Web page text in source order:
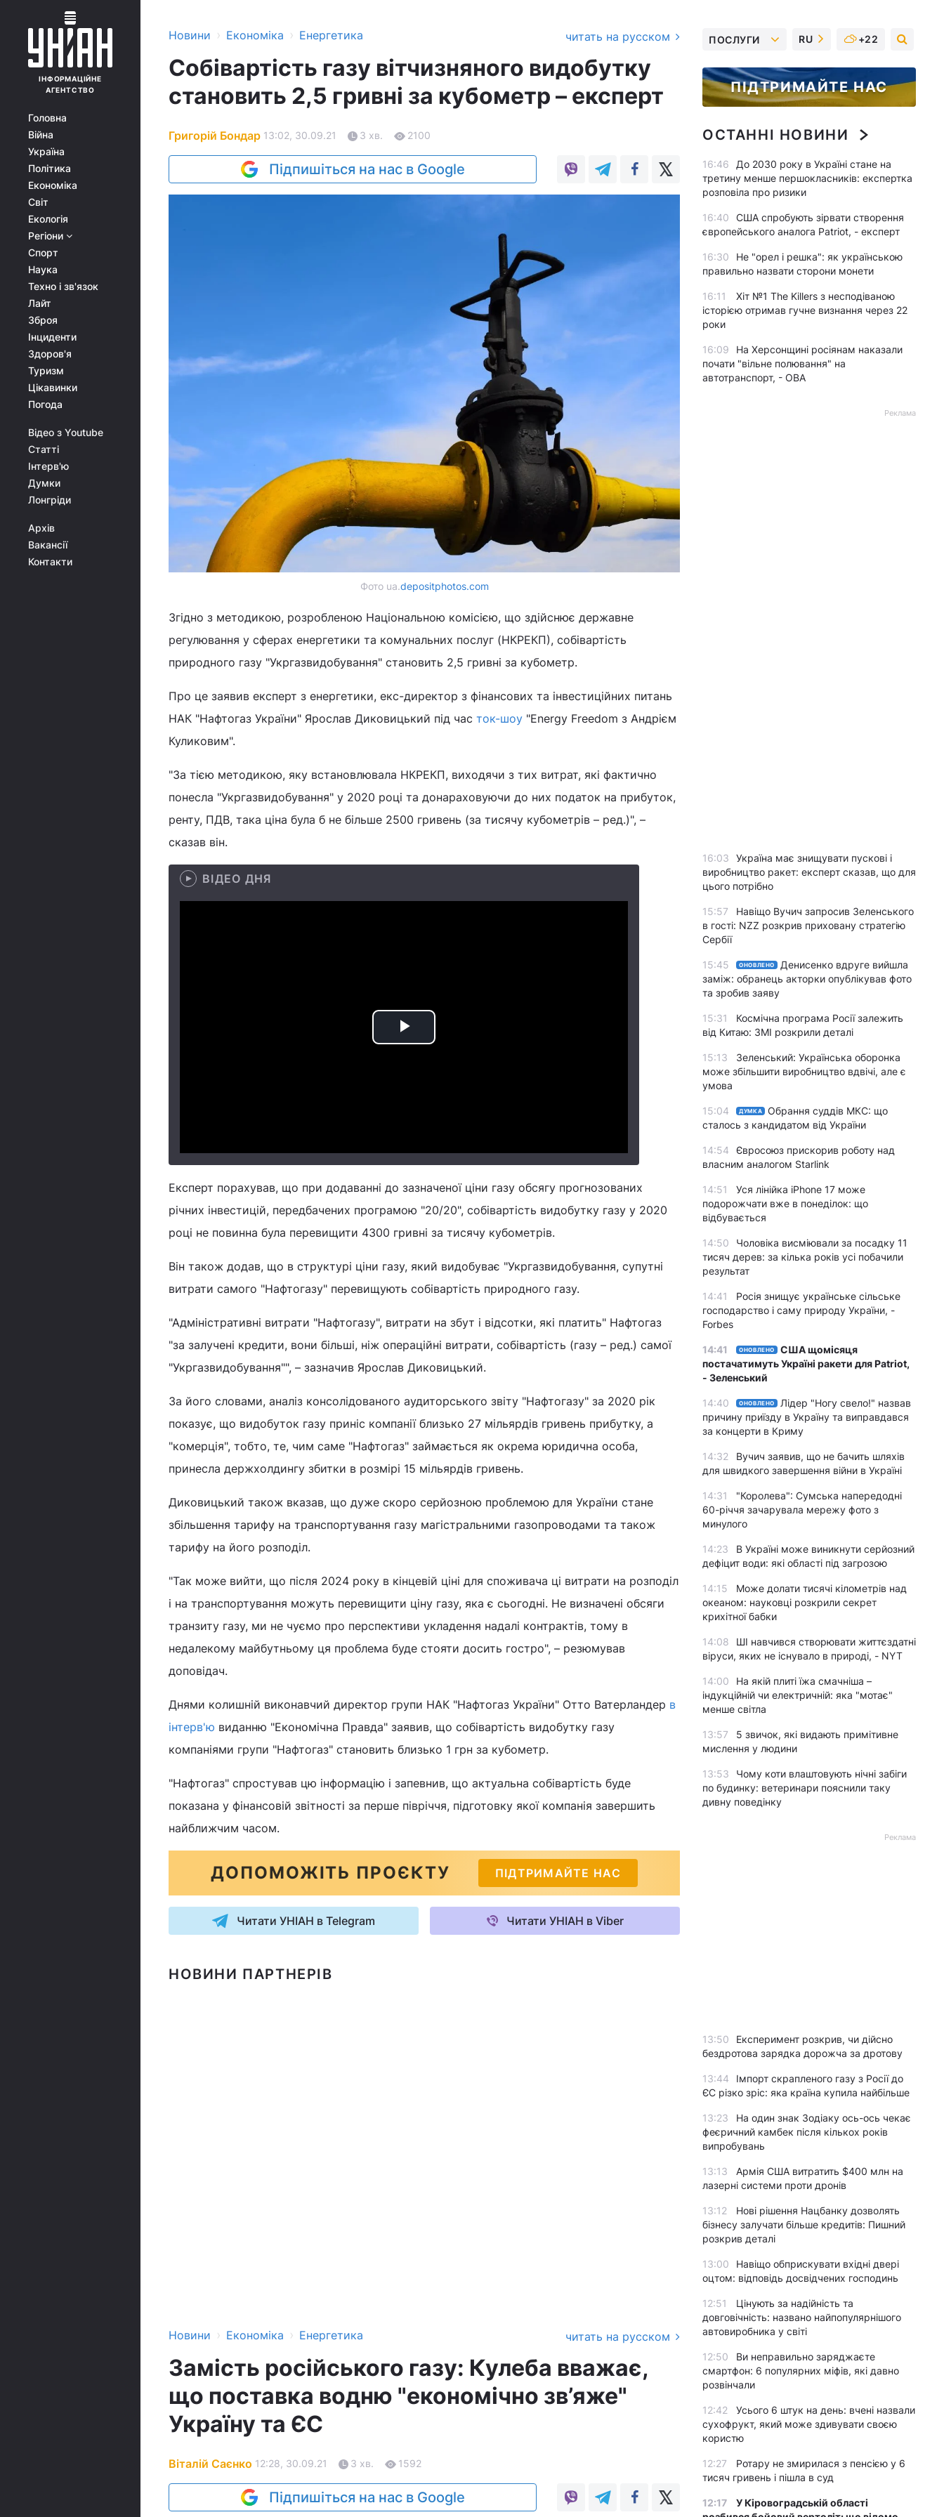
ІНФОРМАЦІЙНЕ
АГЕНТСТВО
Головна
Війна
Україна
Політика
Економіка
Світ
Екологія
Регіони
Спорт
Наука
Техно і зв'язок
Лайт
Зброя
Інциденти
Здоров'я
Туризм
Цікавинки
Погода
Відео з Youtube
Статті
Інтерв'ю
Думки
Лонгріди
Архів
Вакансії
Контакти
Новини › Економіка › Енергетика читать на русском
Собівартість газу вітчизняного видобутку
становить 2,5 гривні за кубометр – експерт
Григорій Бондар 13:02, 30.09.21 3 хв. 2100
Підпишіться на нас в Google
Фото ua.depositphotos.com
Згідно з методикою, розробленою Національною комісією, що здійснює державне
регулювання у сферах енергетики та комунальних послуг (НКРЕКП), собівартість
природного газу "Укргазвидобування" становить 2,5 гривні за кубометр.
Про це заявив експерт з енергетики, екс-директор з фінансових та інвестиційних питань
НАК "Нафтогаз України" Ярослав Диковицький під час ток-шоу "Energy Freedom з Андрієм
Куликовим".
"За тією методикою, яку встановлювала НКРЕКП, виходячи з тих витрат, які фактично
понесла "Укргазвидобування" у 2020 році та донараховуючи до них податок на прибуток,
ренту, ПДВ, така ціна була б не більше 2500 гривень (за тисячу кубометрів – ред.)", –
сказав він.
ВІДЕО ДНЯ
Play
Експерт порахував, що при додаванні до зазначеної ціни газу обсягу прогнозованих
річних інвестицій, передбачених програмою "20/20", собівартість видобутку газу у 2020
році не повинна була перевищити 4300 гривні за тисячу кубометрів.
Він також додав, що в структурі ціни газу, який видобуває "Укргазвидобування, супутні
витрати самого "Нафтогазу" перевищують собівартість природного газу.
"Адміністративні витрати "Нафтогазу", витрати на збут і відсотки, які платить" Нафтогаз
"за залучені кредити, вони більші, ніж операційні витрати, собівартість (газу – ред.) самої
"Укргазвидобування"", – зазначив Ярослав Диковицький.
За його словами, аналіз консолідованого аудиторського звіту "Нафтогазу" за 2020 рік
показує, що видобуток газу приніс компанії близько 27 мільярдів гривень прибутку, а
"комерція", тобто, те, чим саме "Нафтогаз" займається як окрема юридична особа,
принесла держхолдингу збитки в розмірі 15 мільярдів гривень.
Диковицький також вказав, що дуже скоро серйозною проблемою для України стане
збільшення тарифу на транспортування газу магістральними газопроводами та також
тарифу на його розподіл.
"Так може вийти, що після 2024 року в кінцевій ціні для споживача ці витрати на розподіл
і на транспортування можуть перевищити ціну газу, яка є сьогодні. Не визначені обсяги
транзиту газу, ми не чуємо про перспективи укладення надалі контрактів, тому в
недалекому майбутньому ця проблема буде стояти досить гостро", – резюмував
доповідач.
Днями колишній виконавчий директор групи НАК "Нафтогаз України" Отто Ватерландер в
інтерв'ю виданню "Економічна Правда" заявив, що собівартість видобутку газу
компаніями групи "Нафтогаз" становить близько 1 грн за кубометр.
"Нафтогаз" спростував цю інформацію і запевнив, що актуальна собівартість буде
показана у фінансовій звітності за перше півріччя, підготовку якої компанія завершить
найближчим часом.
ДОПОМОЖІТЬ ПРОЄКТУ ПІДТРИМАЙТЕ НАС
Читати УНІАН в Telegram Читати УНІАН в Viber
НОВИНИ ПАРТНЕРІВ
Новини › Економіка › Енергетика читать на русском
Замість російського газу: Кулеба вважає,
що поставка водню "економічно зв’яже"
Україну та ЄС
Віталій Саєнко 12:28, 30.09.21 3 хв. 1592
Підпишіться на нас в Google
ПОСЛУГИ RU +22
ПІДТРИМАЙТЕ НАС
ОСТАННІ НОВИНИ
16:46
До 2030 року в Україні стане на
третину менше першокласників: експертка
розповіла про ризики
16:40
США спробують зірвати створення
європейського аналога Patriot, - експерт
16:30
Не "орел і решка": як українською
правильно назвати сторони монети
16:11
Хіт №1 The Killers з несподіваною
історією отримав гучне визнання через 22
роки
16:09
На Херсонщині росіянам наказали
почати "вільне полювання" на
автотранспорт, - ОВА
Реклама
16:03
Україна має знищувати пускові і
виробництво ракет: експерт сказав, що для
цього потрібно
15:57
Навіщо Вучич запросив Зеленського
в гості: NZZ розкрив приховану стратегію
Сербії
15:45 ОНОВЛЕНО
Денисенко вдруге вийшла
заміж: обранець акторки опублікував фото
та зробив заяву
15:31
Космічна програма Росії залежить
від Китаю: ЗМІ розкрили деталі
15:13
Зеленський: Українська оборонка
може збільшити виробництво вдвічі, але є
умова
15:04 ДУМКА
Обрання суддів МКС: що
сталось з кандидатом від України
14:54
Євросоюз прискорив роботу над
власним аналогом Starlink
14:51
Уся лінійка iPhone 17 може
подорожчати вже в понеділок: що
відбувається
14:50
Чоловіка висміювали за посадку 11
тисяч дерев: за кілька років усі побачили
результат
14:41
Росія знищує українське сільське
господарство і саму природу України, -
Forbes
14:41 ОНОВЛЕНО
США щомісяця
постачатимуть Україні ракети для Patriot,
- Зеленський
14:40 ОНОВЛЕНО
Лідер "Ногу свело!" назвав
причину приїзду в Україну та виправдався
за концерти в Криму
14:32
Вучич заявив, що не бачить шляхів
для швидкого завершення війни в Україні
14:31
"Королева": Сумська напередодні
60-річчя зачарувала мережу фото з
минулого
14:23
В Україні може виникнути серйозний
дефіцит води: які області під загрозою
14:15
Може долати тисячі кілометрів над
океаном: науковці розкрили секрет
крихітної бабки
14:08
ШІ навчився створювати життєздатні
віруси, яких не існувало в природі, - NYT
14:00
На якій плиті їжа смачніша –
індукційній чи електричній: яка "мотає"
менше світла
13:57
5 звичок, які видають примітивне
мислення у людини
13:53
Чому коти влаштовують нічні забіги
по будинку: ветеринари пояснили таку
дивну поведінку
Реклама
13:50
Експеримент розкрив, чи дійсно
бездротова зарядка дорожча за дротову
13:44
Імпорт скрапленого газу з Росії до
ЄС різко зріс: яка країна купила найбільше
13:23
На один знак Зодіаку ось-ось чекає
феєричний камбек після кількох років
випробувань
13:13
Армія США витратить $400 млн на
лазерні системи проти дронів
13:12
Нові рішення Нацбанку дозволять
бізнесу залучати більше кредитів: Пишний
розкрив деталі
13:00
Навіщо обприскувати вхідні двері
оцтом: відповідь досвідчених господинь
12:51
Цінують за надійність та
довговічність: названо найпопулярнішого
автовиробника у світі
12:50
Ви неправильно заряджаєте
смартфон: 6 популярних міфів, які давно
розвінчали
12:42
Усього 6 штук на день: вчені назвали
сухофрукт, який може здивувати своєю
користю
12:27
Ротару не змирилася з пенсією у 6
тисяч гривень і пішла в суд
12:17
У Кіровоградській області